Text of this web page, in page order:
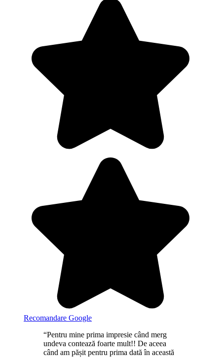
Recomandare Google
“Pentru mine prima impresie când merg
undeva contează foarte mult!! De aceea
când am pășit pentru prima dată în această